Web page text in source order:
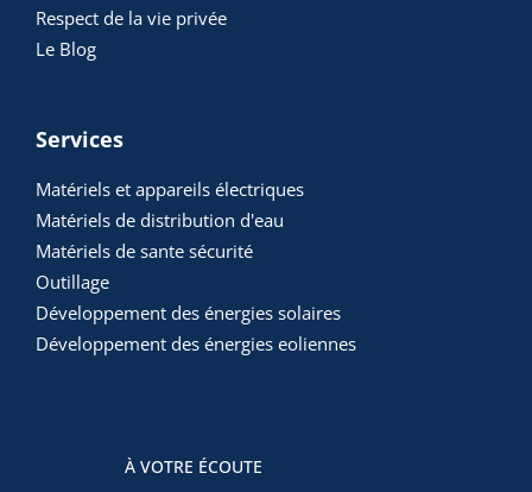
Respect de la vie privée
Le Blog
Services
Matériels et appareils électriques
Matériels de distribution d'eau
Matériels de sante sécurité
Outillage
Développement des énergies solaires
Développement des énergies eoliennes
À VOTRE ÉCOUTE